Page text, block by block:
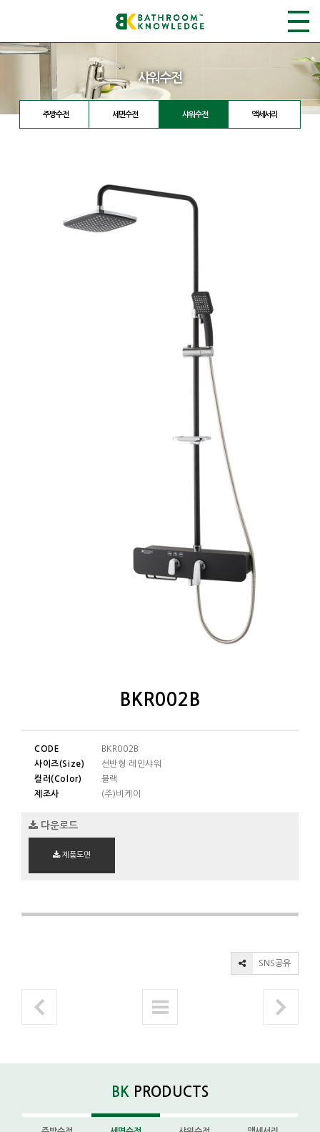
샤워수전
주방수전 세면수전 샤워수전 액세서리
BKR002B
CODE
BKR002B
사이즈(Size)
선반형 레인샤워
컬러(Color)
블랙
제조사
(주)비케이
다운로드
제품도면
SNS공유
BK PRODUCTS